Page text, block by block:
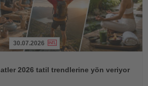
30.07.2026
2026 tatil trendlerine yön veriyor